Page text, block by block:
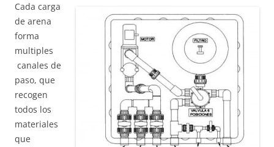
Cada carga
de arena
forma
multiples
canales de
paso, que
recogen
todos los
materiales
que